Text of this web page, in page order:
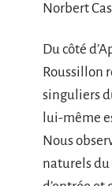
Norbert
Du côté
Roussillon
singuliers
lui-même
Nous
naturels